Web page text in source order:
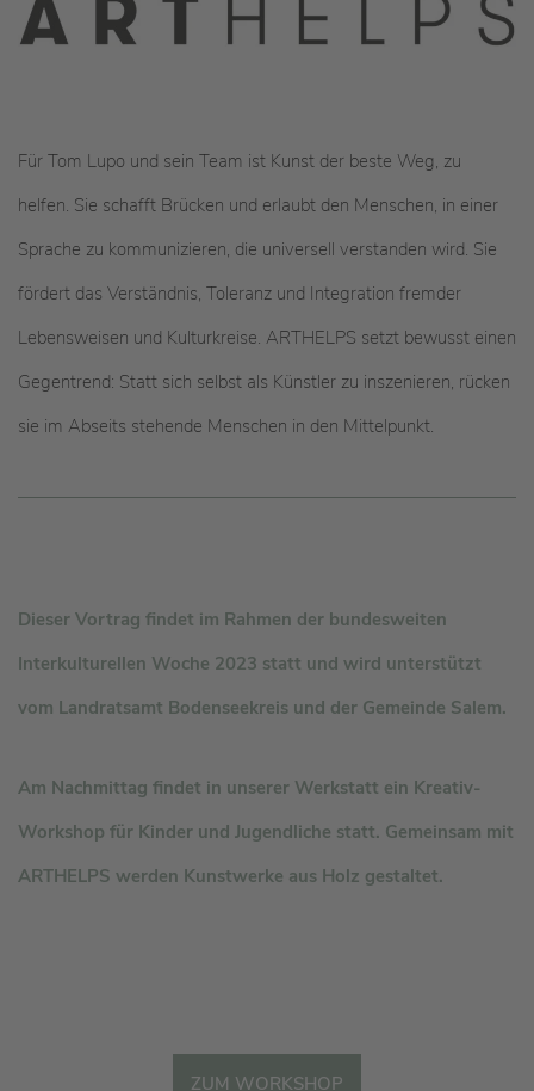
Für Tom Lupo und sein Team ist Kunst der beste Weg, zu
helfen. Sie schafft Brücken und erlaubt den Menschen, in einer
Sprache zu kommunizieren, die universell verstanden wird. Sie
fördert das Verständnis, Toleranz und Integration fremder
Lebensweisen und Kulturkreise. ARTHELPS setzt bewusst einen
Gegentrend: Statt sich selbst als Künstler zu inszenieren, rücken
sie im Abseits stehende Menschen in den Mittelpunkt.
Dieser Vortrag findet im Rahmen der bundesweiten
Interkulturellen Woche 2023 statt und wird unterstützt
vom Landratsamt Bodenseekreis und der Gemeinde Salem.
Am Nachmittag findet in unserer Werkstatt ein Kreativ-
Workshop für Kinder und Jugendliche statt. Gemeinsam mit
ARTHELPS werden Kunstwerke aus Holz gestaltet.
ZUM WORKSHOP